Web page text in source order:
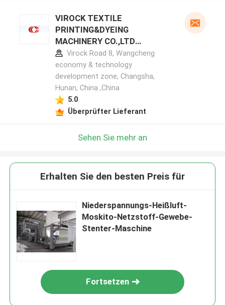
VIROCK TEXTILE
PRINTING&DYEING
MACHINERY CO.,LTD
Herstellerprofil
Virock Road 8, Wangcheng
economy & technology
development zone, Changsha,
Hunan, China ,China
5.0
Überprüfter Lieferant
Sehen Sie mehr an
Erhalten Sie den besten Preis für
Niederspannungs-Heißluft-
Moskito-Netzstoff-Gewebe-
Stenter-Maschine
Fortsetzen